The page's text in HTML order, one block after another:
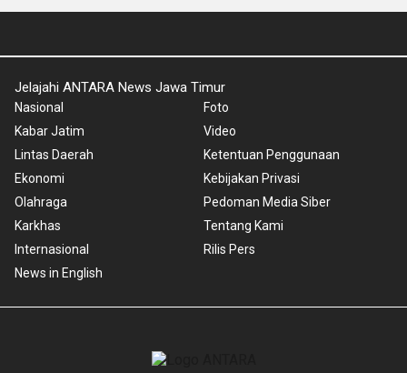
Jelajahi ANTARA News Jawa Timur
Nasional
Kabar Jatim
Lintas Daerah
Ekonomi
Olahraga
Karkhas
Internasional
News in English
Foto
Video
Ketentuan Penggunaan
Kebijakan Privasi
Pedoman Media Siber
Tentang Kami
Rilis Pers